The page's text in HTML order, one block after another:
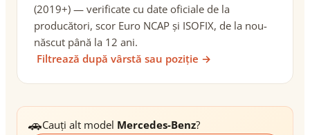
(2019+) — verificate cu date oficiale de la
producători, scor Euro NCAP și ISOFIX, de la nou-
născut până la 12 ani.
Filtrează după vârstă sau poziție →
🚗Cauți alt model Mercedes-Benz?